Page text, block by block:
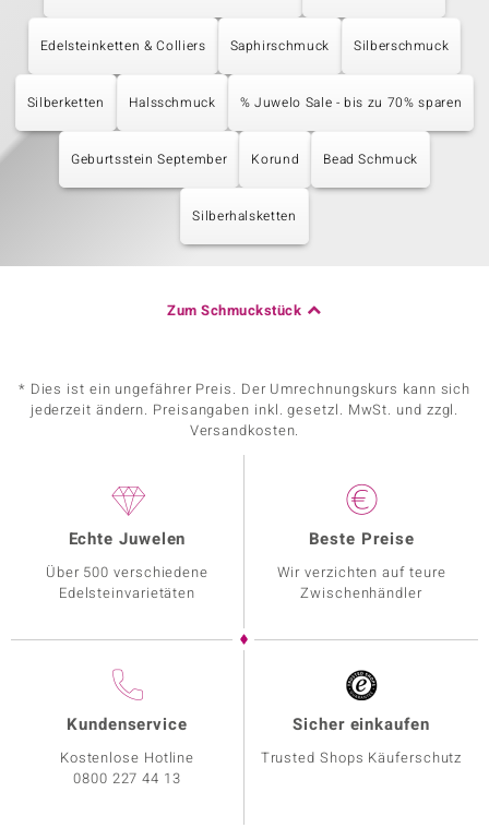
Edelsteinketten & Colliers Saphirschmuck Silberschmuck
Silberketten Halsschmuck % Juwelo Sale - bis zu 70% sparen
Geburtsstein September Korund Bead Schmuck
Silberhalsketten
Zum Schmuckstück
* Dies ist ein ungefährer Preis. Der Umrechnungskurs kann sich
jederzeit ändern. Preisangaben inkl. gesetzl. MwSt. und zzgl.
Versandkosten.
Echte Juwelen
Über 500 verschiedene
Edelsteinvarietäten
Beste Preise
Wir verzichten auf teure
Zwischenhändler
Kundenservice
Kostenlose Hotline
0800 227 44 13
Sicher einkaufen
Trusted Shops Käuferschutz